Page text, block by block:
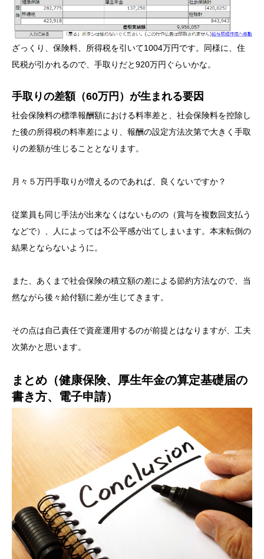
ざっくり、保険料、所得税を引いて1004万円です。同様に、住
民税が引かれるので、手取りだと920万円ぐらいかな。
手取りの差額（60万円）が生まれる要因
社会保険料の標準報酬額における料率差と、社会保険料を控除し
た後の所得税の料率差により、報酬の設定方法次第で大きく手取
りの差額が生じることとなります。
月々５万円手取りが増えるのであれば、良くないですか？
従業員も同じ手法が出来なくはないものの（賞与を複数回支払う
などで）、人によっては不公平感が出てしまいます。本末転倒の
結果とならないように。
また、あくまで社会保険の積立額の差による節約方法なので、当
然ながら後々給付額に差が生じてきます。
その点は自己責任で資産運用するのが前提とはなりますが、工夫
次第かと思います。
まとめ（健康保険、厚生年金の算定基礎届の
書き方、電子申請）